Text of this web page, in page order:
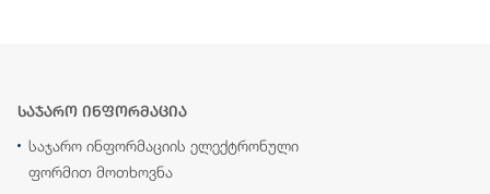
საჯარო ინფორმაცია
საჯარო ინფორმაციის ელექტრონული
ფორმით მოთხოვნა